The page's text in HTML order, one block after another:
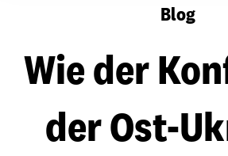
Blog
Wie der
der Ost-